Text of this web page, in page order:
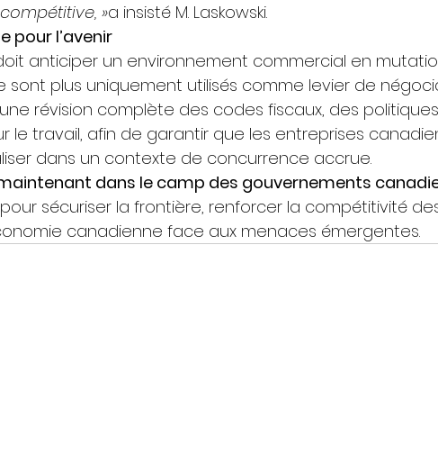
»a insisté M. Laskowski.
pour l’avenir
anticiper un environnement commercial en
sont plus uniquement utilisés comme levier de
révision complète des codes fiscaux, des
le travail, afin de garantir que les entreprises
dans un contexte de concurrence accrue.
dans le camp des gouvernements
sécuriser la frontière, renforcer la compétitivité
canadienne face aux menaces émergentes.